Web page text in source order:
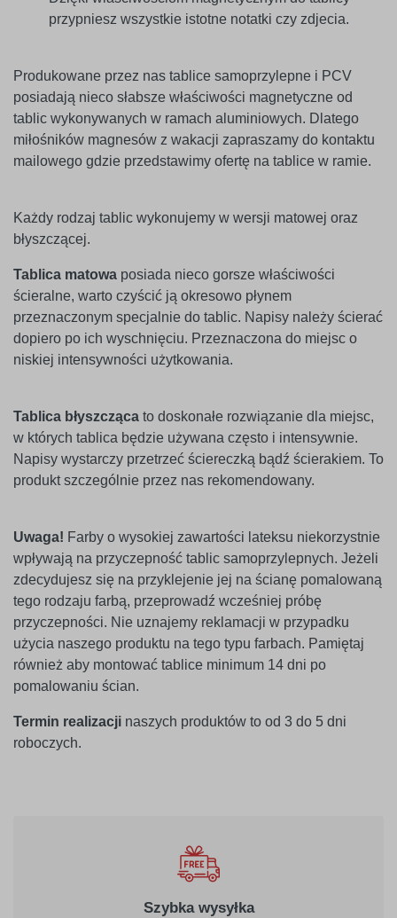
przypniesz wszystkie istotne notatki czy zdjecia.
Produkowane przez nas tablice samoprzylepne i PCV
posiadają nieco słabsze właściwości magnetyczne od
tablic wykonywanych w ramach aluminiowych. Dlatego
miłośników magnesów z wakacji zapraszamy do kontaktu
mailowego gdzie przedstawimy ofertę na tablice w ramie.
Każdy rodzaj tablic wykonujemy w wersji matowej oraz
błyszczącej.
Tablica matowa posiada nieco gorsze właściwości
ścieralne, warto czyścić ją okresowo płynem
przeznaczonym specjalnie do tablic. Napisy należy ścierać
dopiero po ich wyschnięciu. Przeznaczona do miejsc o
niskiej intensywności użytkowania.
Tablica błyszcząca to doskonałe rozwiązanie dla miejsc,
w których tablica będzie używana często i intensywnie.
Napisy wystarczy przetrzeć ściereczką bądź ścierakiem. To
produkt szczególnie przez nas rekomendowany.
Uwaga! Farby o wysokiej zawartości lateksu niekorzystnie
wpływają na przyczepność tablic samoprzylepnych. Jeżeli
zdecydujesz się na przyklejenie jej na ścianę pomalowaną
tego rodzaju farbą, przeprowadź wcześniej próbę
przyczepności. Nie uznajemy reklamacji w przypadku
użycia naszego produktu na tego typu farbach. Pamiętaj
również aby montować tablice minimum 14 dni po
pomalowaniu ścian.
Termin realizacji naszych produktów to od 3 do 5 dni
roboczych.
Szybka wysyłka